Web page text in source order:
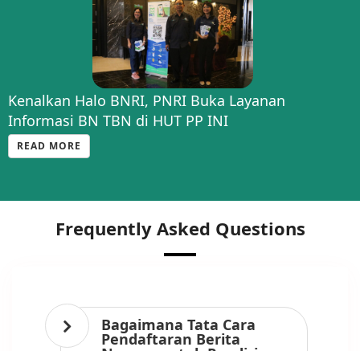
Kenalkan Halo BNRI, PNRI Buka Layanan
Informasi BN TBN di HUT PP INI
READ MORE
Frequently Asked Questions
Bagaimana Tata Cara
Pendaftaran Berita